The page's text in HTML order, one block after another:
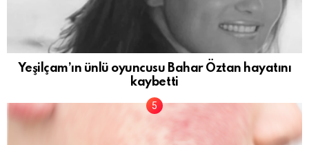
Yeşilçam’ın ünlü oyuncusu Bahar Öztan hayatını
kaybetti